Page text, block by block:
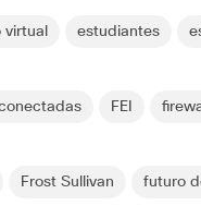
estudiantes
FEI
Frost Sullivan futuro